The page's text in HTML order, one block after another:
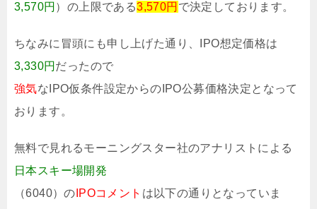
3,570円 ）の上限である3,570円 で決定しております。
ちなみに冒頭にも申し上げた通り、IPO想定価格は
3,330円 だったので
強気なIPO仮条件設定からのIPO公募価格決定となって
おります。
無料で見れるモーニングスター社のアナリストによる
日本スキー場開発
（6040）の IPOコメント は以下の通りとなっていま